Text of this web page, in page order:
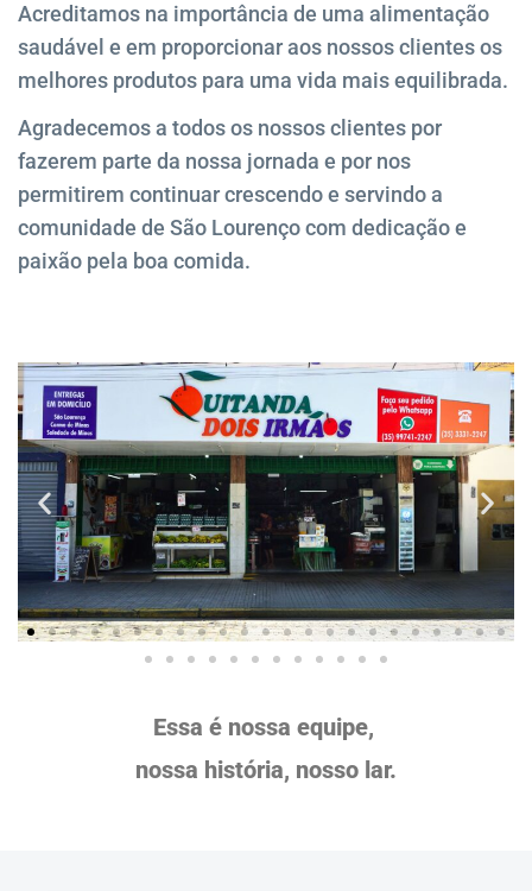
Acreditamos na importância de uma alimentação
saudável e em proporcionar aos nossos clientes os
melhores produtos para uma vida mais equilibrada.
Agradecemos a todos os nossos clientes por
fazerem parte da nossa jornada e por nos
permitirem continuar crescendo e servindo a
comunidade de São Lourenço com dedicação e
paixão pela boa comida.
Essa é nossa equipe,
nossa história, nosso lar.